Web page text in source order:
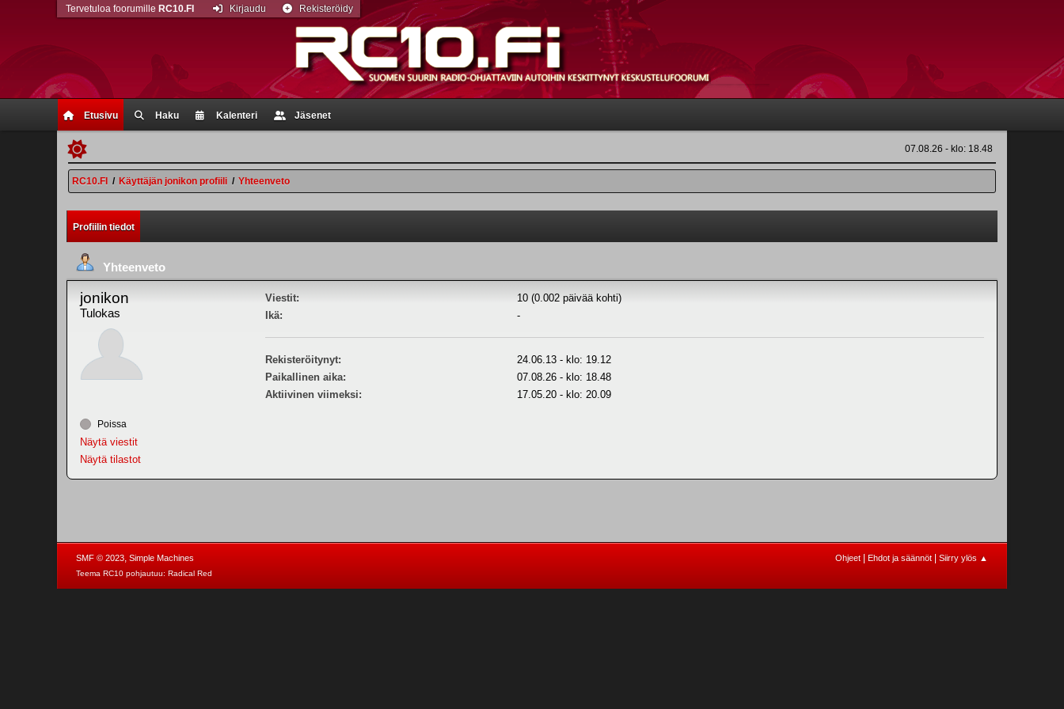
Etusivu Haku Kalenteri Jäsenet
Tervetuloa foorumille RC10.FI Kirjaudu Rekisteröidy
07.08.26 - klo: 18.48
RC10.FI / Käyttäjän jonikon profiili / Yhteenveto
Profiilin tiedot
Yhteenveto
jonikon
Tulokas
Poissa
Näytä viestit
Näytä tilastot
Viestit:
10 (0.002 päivää kohti)
Ikä:
-
Rekisteröitynyt:
24.06.13 - klo: 19.12
Paikallinen aika:
07.08.26 - klo: 18.48
Aktiivinen viimeksi:
17.05.20 - klo: 20.09
Ohjeet Ehdot ja säännöt Siirry ylös ▲
SMF © 2023, Simple Machines
Teema RC10 pohjautuu: Radical Red